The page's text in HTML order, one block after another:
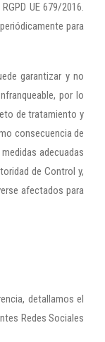
UE 679/2016.
para
garantizar y no
por lo
de tratamiento y
consecuencia de
adecuadas
de Control y,
afectados para
detallamos el
Redes Sociales